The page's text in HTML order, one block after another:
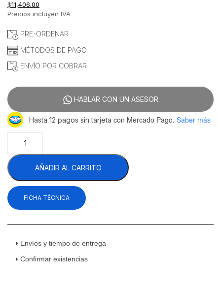
$11,406.00
Precios incluyen IVA
PRE-ORDENAR
MÉTODOS DE PAGO
ENVÍO POR COBRAR
HABLAR CON UN ASESOR
Hasta 12 pagos sin tarjeta con Mercado Pago. Saber más
HOMIC-
12D
Horno
Microondas
Industrial
Digital
Acero
Litros
AÑADIR AL CARRITO
FICHA TÉCNICA
Envíos y tiempo de entrega
Confirmar existencias